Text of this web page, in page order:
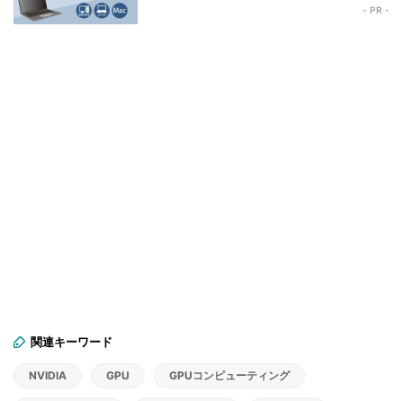
- PR -
関連キーワード
NVIDIA GPU GPUコンピューティング